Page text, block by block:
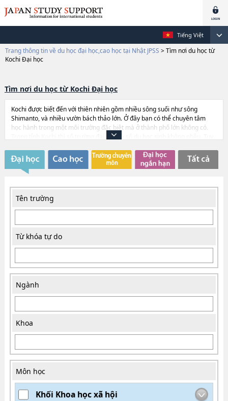
Tiếng Việt
Trang thông tin về du học đại học,cao học tại Nhật JPSS > Tìm nơi du học từ
Kochi Đại học
Tìm nơi du học từ Kochi Đại học
Kochi được biết đến với thiên nhiên gồm nhiều sông suối như sông
Shimanto, và nhiều vườn bách thảo lớn. Ở đây bạn có thể chuyên tâm
học hành trong một môi trường đặc biệt mà ở thành phố lớn không có.
Trong tỉnh Kochi thì số trường đại học và số du học sinh không nhều. Tuy
học sinh trong trường càng được chú trọng. Cho nên ở đây du học sinh sẽ
có nhiều cơ hội làm quen với nhiều người Nhật. Và vì số lượng học sinh ít
nên các học sinh cũng đối xử với nhau như người thân gia đình.
Tên trường
Từ khóa tự do
Ngành
Khoa
Môn học
Khối Khoa học xã hội